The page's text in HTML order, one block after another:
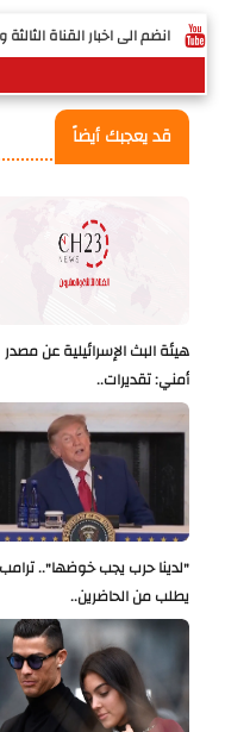
انضم الى اخبار القناة
قد يعجبك أيضاً
هيئة البث الإسرائيلية عن مصدر
أمني: تقديرات..
"لدينا حرب يجب خوضها".. ترامب
يطلب من الحاضرين..